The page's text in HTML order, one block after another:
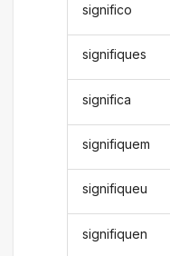
significo
signifiques
significa
signifiquem
signifiqueu
signifiquen